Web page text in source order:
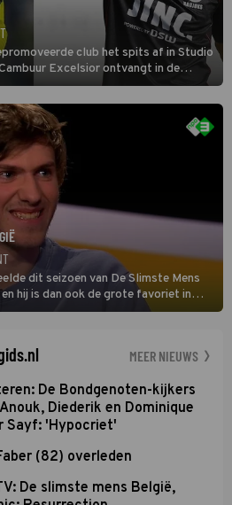
club het spits af in Studio
Excelsior ontvangt in de
Eredivisieseizoen. De nieuwe
en hij wil aanvallend voetballen.
dit seizoen van De Slimste Mens
hij is dan ook de grote favoriet in
Nederlandse inbreng, want komiek
MEER NIEUWS
De Bondgenoten-kijkers
Diederik en Dominique
Sayf: 'Hypocriet'
(82) overleden
De slimste mens België,